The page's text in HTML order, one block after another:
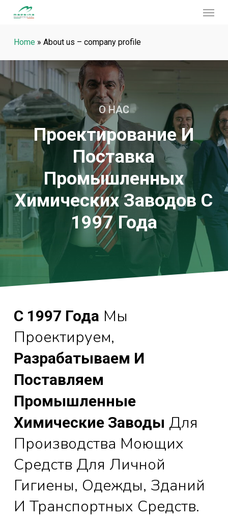
mainHome» About us – company profile
О НАС
Проектирование И
Поставка
Промышленных
Химических Заводов С
1997 Года
С 1997 Года Мы
Проектируем,
Разрабатываем И
Поставляем
Промышленные
Химические Заводы Для
Производства Моющих
Средств Для Личной
Гигиены, Одежды, Зданий
И Транспортных Средств.